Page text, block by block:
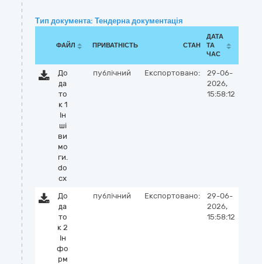
Тип документа: Тендерна документація
ФАЙЛ ПРИВАТНІСТЬ СТАН
ДАТА
ТА
ЧАС
До
да
то
к 1
Ін
ші
ви
мо
ги.
do
cx
публічний Експортовано:
29-06-
2026,
15:58:12
До
да
то
к 2
Ін
фо
рм
публічний Експортовано:
29-06-
2026,
15:58:12